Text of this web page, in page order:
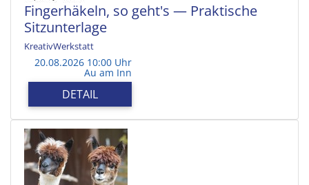
Fingerhäkeln, so geht's — Praktische
Sitzunterlage
KreativWerkstatt
20.08.2026 10:00 Uhr
Au am Inn
DETAIL